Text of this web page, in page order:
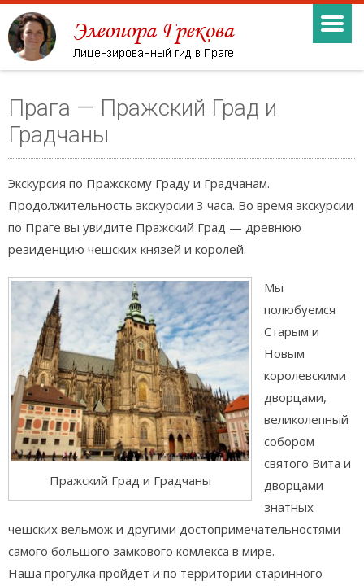
Прага — Пражский Град и
Градчаны
Экскурсия по Пражскому Граду и Градчанам.
Продолжительность экскурсии 3 часа. Во время экскурсии
по Праге вы увидите Пражский Град — древнюю
резиденцию чешских князей и королей.
Пражский Град и Градчаны
Мы
полюбуемся
Старым и
Новым
королевскими
дворцами,
великолепный
собором
святого Вита и
дворцами
знатных
чешских вельмож и другими достопримечательностями
самого большого замкового комлекса в мире.
Наша прогулка пройдет и по территории старинного